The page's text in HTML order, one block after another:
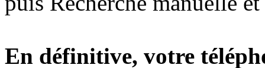
En définitive, votre